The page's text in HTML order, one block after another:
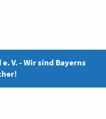
V. - Wir sind Bayerns